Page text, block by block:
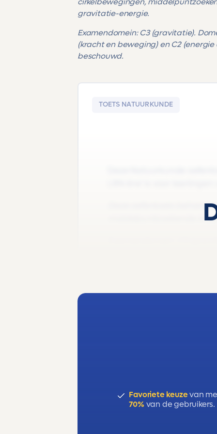
gravitatie-energie.
Examendomein: C3 (gravitatie).
(kracht en beweging) en C2
beschouwd.
TOETS NATUURKUNDE
Deze oefentoets
middelpuntzoekende
(energie en
Favoriete keuzevan
70%van de gebruikers.